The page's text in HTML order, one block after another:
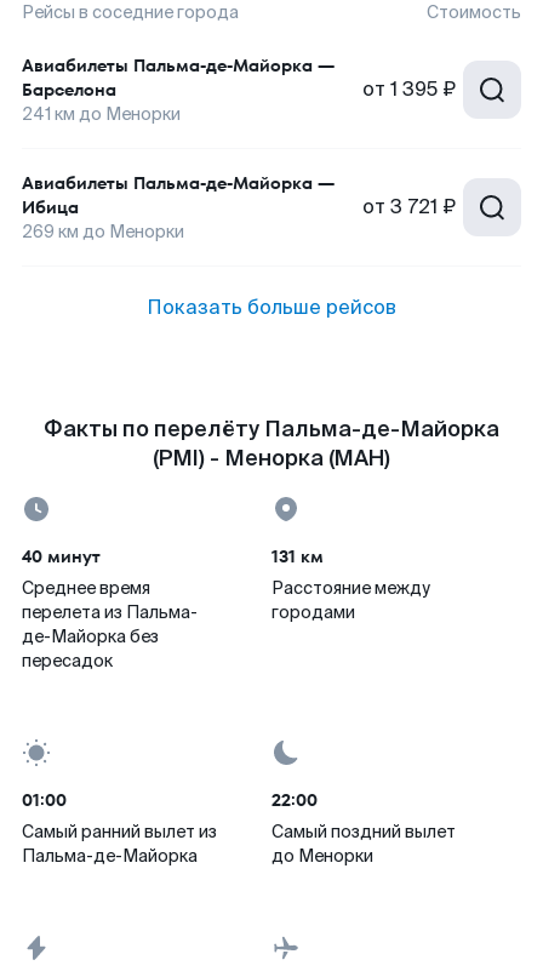
Рейсы в соседние города Стоимость
Авиабилеты Пальма-де-Майорка —
Барселона
241 км до Менорки
от 1 395 ₽
Авиабилеты Пальма-де-Майорка —
Ибица
269 км до Менорки
от 3 721 ₽
Показать больше рейсов
Факты по перелёту Пальма-де-Майорка
(PMI) - Менорка (MAH)
40 минут
Среднее время
перелета из Пальма-
де-Майорка без
пересадок
131 км
Расстояние между
городами
01:00
Самый ранний вылет из
Пальма-де-Майорка
22:00
Самый поздний вылет
до Менорки